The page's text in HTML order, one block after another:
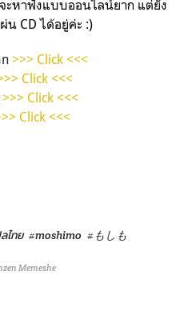
ะหาฟังแบบออนไลน์ยาก แต่ยัง
น CD ได้อยู่ค่ะ :)
>>> Click <<<
Click <<<
>>> Click <<<
Click <<<
ไทย #moshimo #もしも
Memeshe